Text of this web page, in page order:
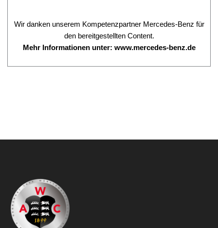
Wir danken unserem Kompetenzpartner Mercedes-Benz für
den bereitgestellten Content.
Mehr Informationen unter: www.mercedes-benz.de